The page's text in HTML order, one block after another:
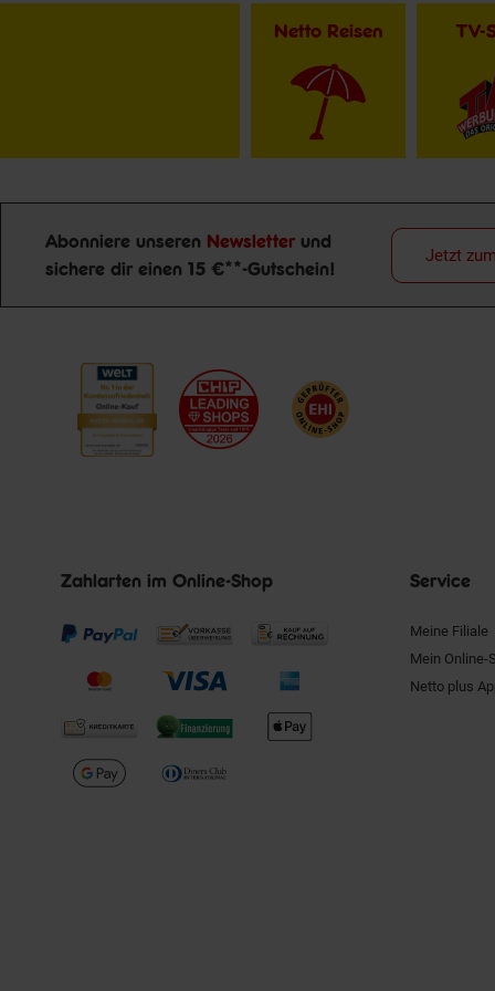
Netto Reisen TV-
Newsletter Anmeldung
Abonniere unseren Newsletter und
sichere dir einen 15 €**-Gutschein!
Jetzt
Zahlarten im Online-Shop Service
Meine Filiale
Mein Online-
Netto plus